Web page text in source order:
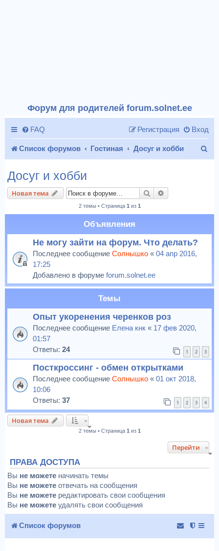
Форум для родителей forum.solnet.ee
FAQ Вход
Регистрация
Список форумов Гостиная Досуг и хобби
к
Досуг и хобби
Новая тема Поиск
2 темы • Страница 1 из 1
Объявления
Не могу зайти на форум. Что делать?
Последнее сообщение Солнышко « 04 апр 2016,
17:25
Добавлено в форуме forum.solnet.ee
Темы
Опыт укоренения черенков роз
Последнее сообщение Елена кнк « 17 фев 2020,
01:57
Ответы: 24 1 2 3
Посткроссинг - обмен открытками
Последнее сообщение Солнышко « 01 окт 2018,
10:06
Ответы: 37 1 2 3 4
Новая тема
2 темы • Страница 1 из 1
Перейти
ПРАВА ДОСТУПА
Вы не можете начинать темы
Вы не можете отвечать на сообщения
Вы не можете редактировать свои сообщения
Вы не можете удалять свои сообщения
Список форумов